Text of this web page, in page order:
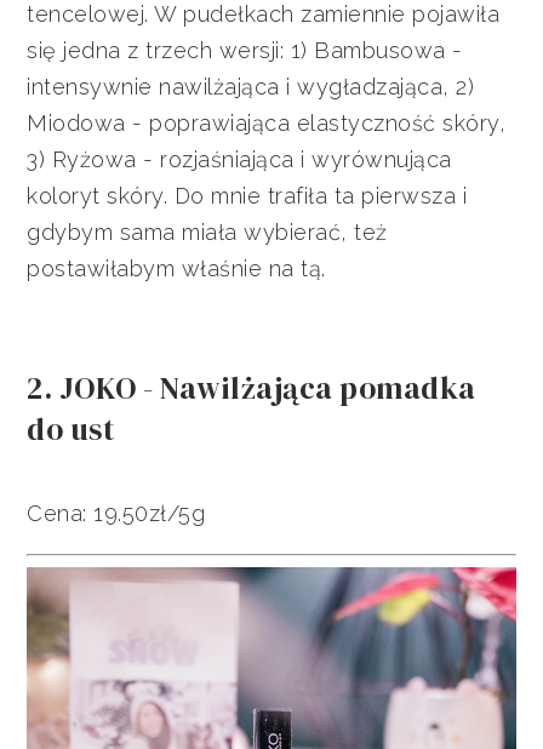
tencelowej. W pudełkach zamiennie pojawiła
się jedna z trzech wersji: 1) Bambusowa -
intensywnie nawilżająca i wygładzająca, 2)
Miodowa - poprawiająca elastyczność skóry,
3) Ryżowa - rozjaśniająca i wyrównująca
koloryt skóry. Do mnie trafiła ta pierwsza i
gdybym sama miała wybierać, też
postawiłabym właśnie na tą.
2. JOKO - Nawilżająca pomadka
do ust
Cena: 19.50zł/5g